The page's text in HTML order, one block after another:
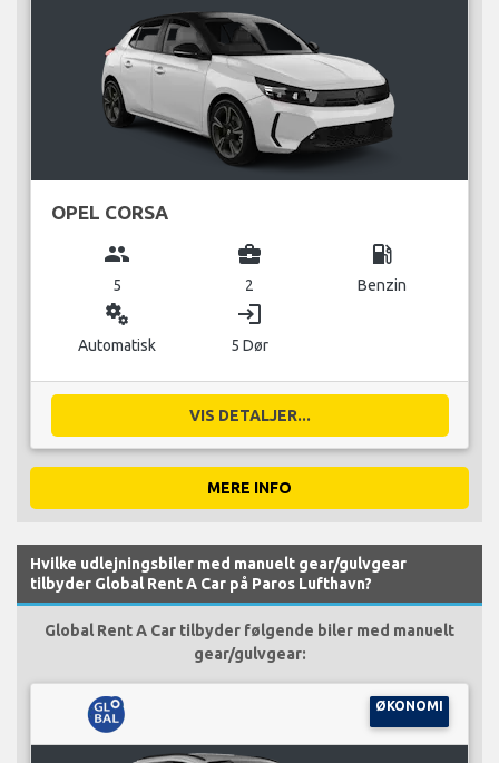
OPEL CORSA
group
5
business_center
2
local_gas_station
Benzin
miscellaneous_services
Automatisk
login
5 Dør
VIS DETALJER...
MERE INFO
Hvilke udlejningsbiler med manuelt gear/gulvgear
tilbyder Global Rent A Car på Paros Lufthavn?
Global Rent A Car tilbyder følgende biler med manuelt
gear/gulvgear:
ØKONOMI